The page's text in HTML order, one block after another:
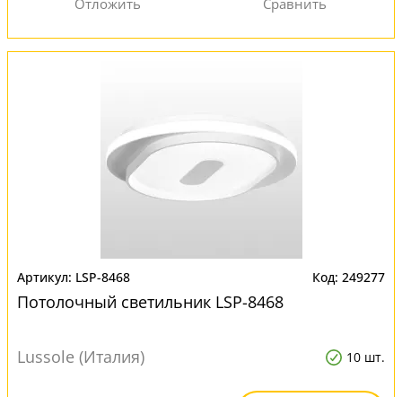
LSP-8468 249277
Потолочный светильник LSP-8468
Lussole (Италия) 10 шт.